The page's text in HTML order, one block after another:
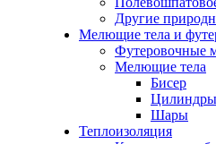
Другие
Мелющие тела и
Футеровочные
Мелющие тела
Бисер
Цилиндры
Шары
Теплоизоляция